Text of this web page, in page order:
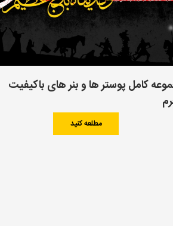
کامل پوستر ها و بنر های باکیفیت
مطلعه کنید